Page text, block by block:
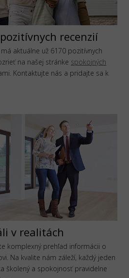
recenzií
aktuálne už 6170 pozitívnych
na našej stránke spokojných
Kontaktujte nás a pridajte sa k
v realitách
komplexný prehľad informácii o
Na kvalite nám záleží, každý jeden
školený a spokojnosť pravidelne